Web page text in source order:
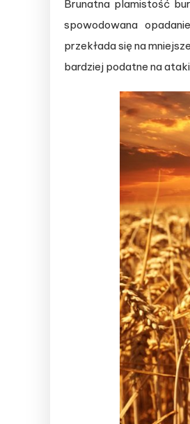
Brunatna plamistość
spowodowana
przekłada się na
bardziej podatne na